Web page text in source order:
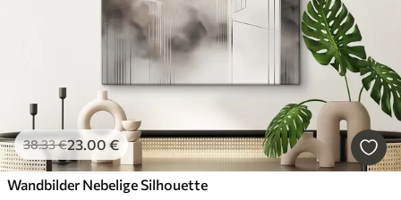
38.33€23.00 €
Wandbilder Nebelige Silhouette